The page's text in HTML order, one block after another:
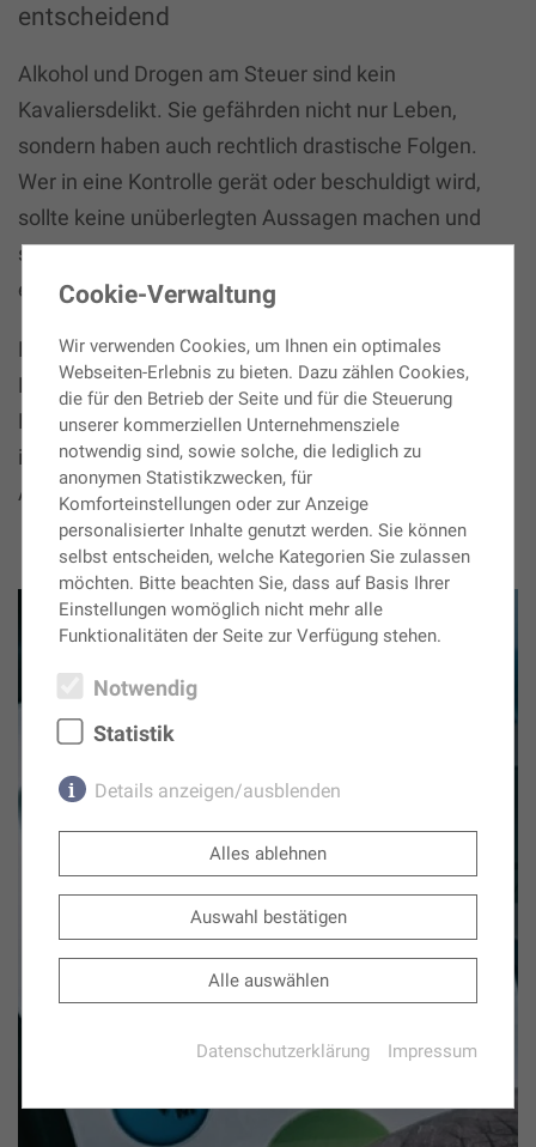
entscheidend
Alkohol und Drogen am Steuer sind kein
Kavaliersdelikt. Sie gefährden nicht nur Leben,
sondern haben auch rechtlich drastische Folgen.
Wer in eine Kontrolle gerät oder beschuldigt wird,
sollte keine unüberlegten Aussagen machen und
sofort einen Fachanwalt für Verkehrsrecht
einschalten.
Rechtsanwalt Oliver Schüler in Berlin bietet
Mandanten kompetente Beratung, prüft die
Erfolgschancen der Verteidigung und entwickelt
individuelle Strategien – für den bestmöglichen
Ausgang des Verfahrens.
Cookie-Verwaltung
Wir verwenden Cookies, um Ihnen ein optimales
Webseiten-Erlebnis zu bieten. Dazu zählen Cookies,
die für den Betrieb der Seite und für die Steuerung
unserer kommerziellen Unternehmensziele
notwendig sind, sowie solche, die lediglich zu
anonymen Statistikzwecken, für
Komforteinstellungen oder zur Anzeige
personalisierter Inhalte genutzt werden. Sie können
selbst entscheiden, welche Kategorien Sie zulassen
möchten. Bitte beachten Sie, dass auf Basis Ihrer
Einstellungen womöglich nicht mehr alle
Funktionalitäten der Seite zur Verfügung stehen.
Notwendig
Statistik
Details anzeigen/ausblenden
(2)
Funktionen und sind für die einwandfreie
Funktion der Website erforderlich.
(Session)
Schlüssel, der die Sessiondaten auf dem Server
über Cookies oder als Bestandteil der URL an ein
Folgescript übergeben werden, damit dieses die
Alles ablehnen
Auswahl bestätigen
Alle auswählen
Datenschutzerklärung Impressum